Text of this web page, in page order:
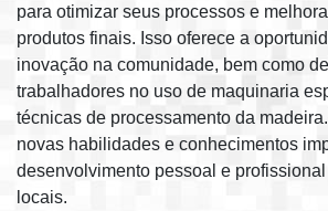
para otimizar seus processos e
produtos finais. Isso oferece a
inovação na comunidade, bem como
trabalhadores no uso de maquinaria
técnicas de processamento da
novas habilidades e conhecimentos
desenvolvimento pessoal e
locais.